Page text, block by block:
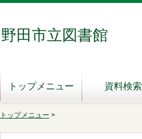
野田市立図書館
トップメニュー 資料検索
トップメニュー >